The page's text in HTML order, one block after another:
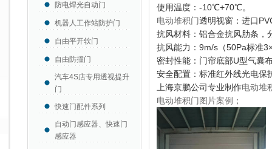
防电焊光自动门
机器人工作站防护门
自由平开软门
自由防撞门
汽车4S店专用透视提升
门
快速门配件系列
自动门感应器、快速门
感应器
使用温度：-10℃+70℃。
电动堆积门透明视窗：进口
抗风材料：铝合金抗风肋条，
抗风能力：9m/s（50Pa标准
密封性能：门帘底部U型气囊
安全配置：标准红外线光电保
上海京鹏公司专业制作电动堆
电动堆积门图片案例；